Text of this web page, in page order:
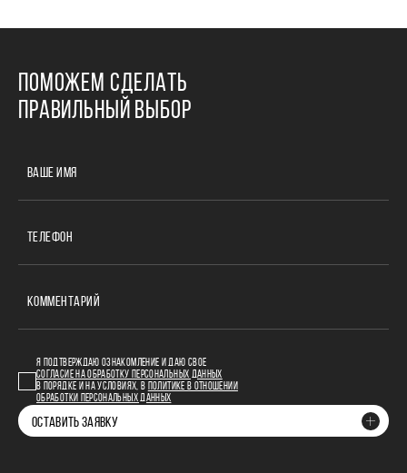
ПОМОЖЕМ СДЕЛАТЬ
ПРАВИЛЬНЫЙ ВЫБОР
ВАШЕ ИМЯ
ТЕЛЕФОН
КОММЕНТАРИЙ
Я ПОДТВЕРЖДАЮ ОЗНАКОМЛЕНИЕ И ДАЮ СВОЕ
СОГЛАСИЕ НА ОБРАБОТКУ ПЕРСОНАЛЬНЫХ ДАННЫХ
В ПОРЯДКЕ И НА УСЛОВИЯХ, В
ПОЛИТИКЕ В ОТНОШЕНИИ
ОБРАБОТКИ ПЕРСОНАЛЬНЫХ ДАННЫХ
ОСТАВИТЬ ЗАЯВКУ